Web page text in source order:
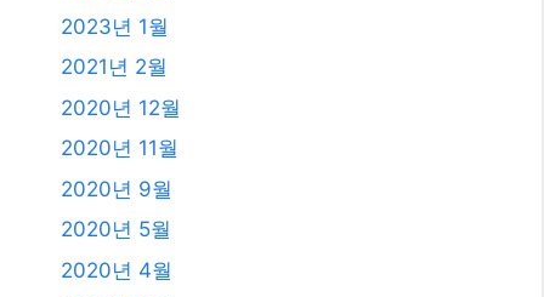
2023년 1월
2021년 2월
2020년 12월
2020년 11월
2020년 9월
2020년 5월
2020년 4월